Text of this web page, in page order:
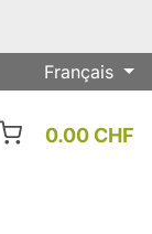
Français
0.00 CHF